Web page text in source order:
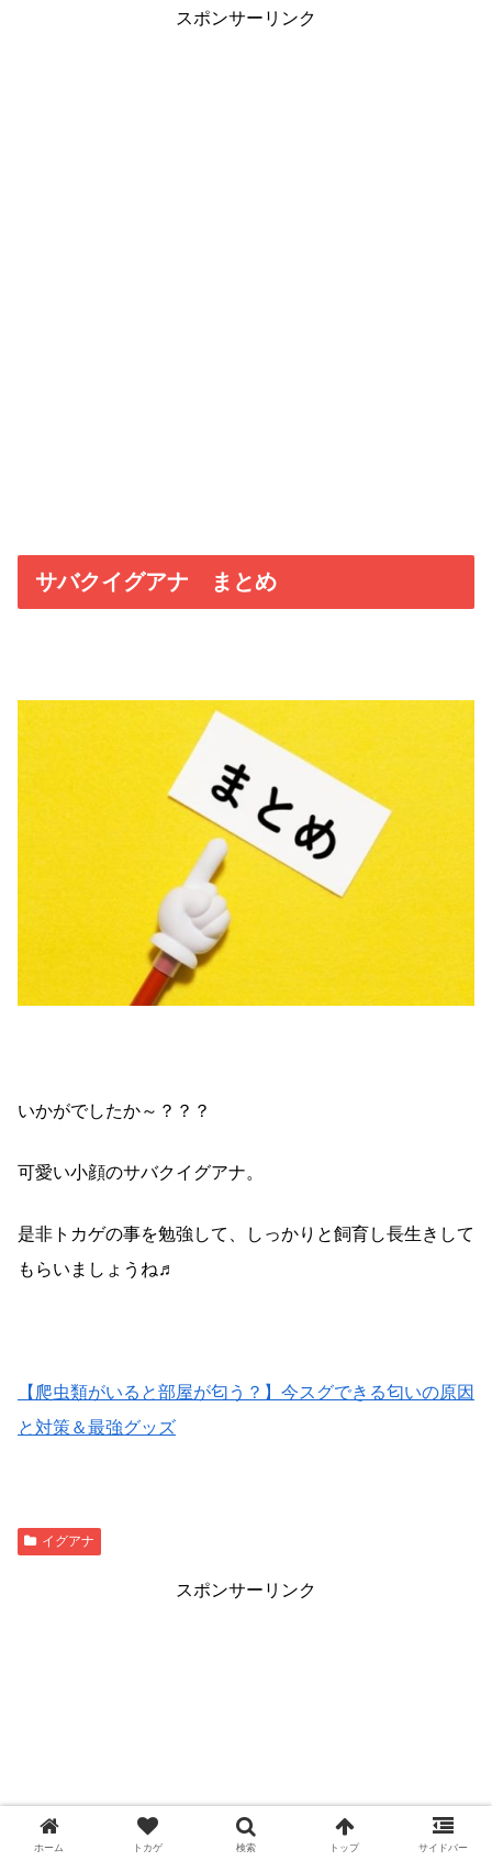
スポンサーリンク
サバクイグアナ まとめ
いかがでしたか～？？？
可愛い小顔のサバクイグアナ。
是非トカゲの事を勉強して、しっかりと飼育し長生きして
もらいましょうね♬
【爬虫類がいると部屋が匂う？】今スグできる匂いの原因
と対策＆最強グッズ
イグアナ
スポンサーリンク
ホーム トカゲ 検索 トップ サイドバー